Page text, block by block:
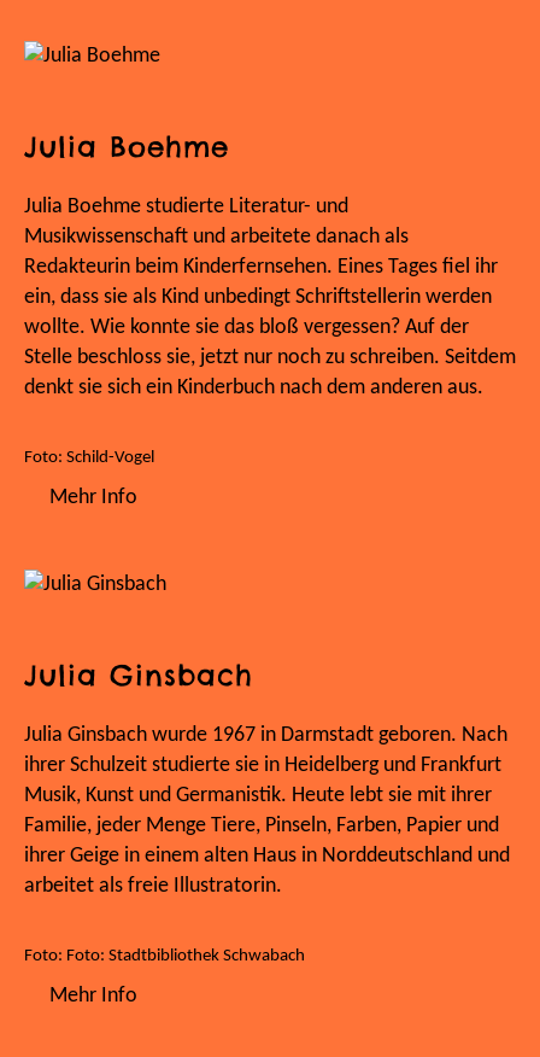
Julia Boehme
Julia Boehme studierte Literatur- und
Musikwissenschaft und arbeitete danach als
Redakteurin beim Kinderfernsehen. Eines Tages fiel ihr
ein, dass sie als Kind unbedingt Schriftstellerin werden
wollte. Wie konnte sie das bloß vergessen? Auf der
Stelle beschloss sie, jetzt nur noch zu schreiben. Seitdem
denkt sie sich ein Kinderbuch nach dem anderen aus.
Foto: Schild-Vogel
Mehr Info
Julia Ginsbach
Julia Ginsbach wurde 1967 in Darmstadt geboren. Nach
ihrer Schulzeit studierte sie in Heidelberg und Frankfurt
Musik, Kunst und Germanistik. Heute lebt sie mit ihrer
Familie, jeder Menge Tiere, Pinseln, Farben, Papier und
ihrer Geige in einem alten Haus in Norddeutschland und
arbeitet als freie Illustratorin.
Foto: Foto: Stadtbibliothek Schwabach
Mehr Info